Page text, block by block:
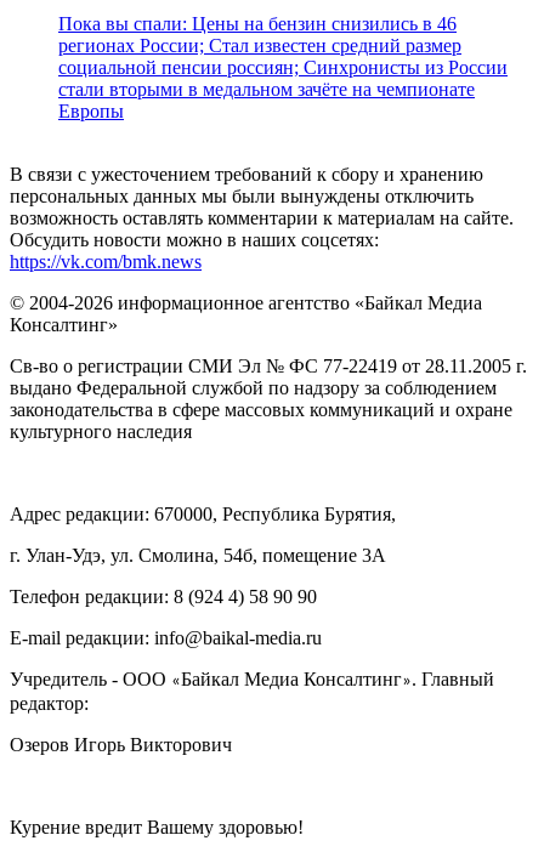
Пока вы спали: Цены на бензин снизились в 46
регионах России; Стал известен средний размер
социальной пенсии россиян; Синхронисты из России
стали вторыми в медальном зачёте на чемпионате
Европы
В связи с ужесточением требований к сбору и хранению
персональных данных мы были вынуждены отключить
возможность оставлять комментарии к материалам на сайте.
Обсудить новости можно в наших соцсетях:
https://vk.com/bmk.news
© 2004-2026 информационное агентство «Байкал Медиа
Консалтинг»
Св-во о регистрации СМИ Эл № ФС 77-22419 от 28.11.2005 г.
выдано Федеральной службой по надзору за соблюдением
законодательства в сфере массовых коммуникаций и охране
культурного наследия
Адрес редакции: 670000, Республика Бурятия,
г. Улан-Удэ, ул. Смолина, 54б, помещение 3А
Телефон редакции: ‎‎8 (924 4) 58 90 90
E-mail редакции: info@baikal-media.ru
Учредитель - ООО «Байкал Медиа Консалтинг». Главный
редактор:
Озеров Игорь Викторович
Курение вредит Вашему здоровью!